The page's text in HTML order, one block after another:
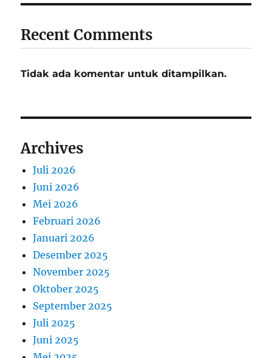
Recent Comments
Tidak ada komentar untuk ditampilkan.
Archives
Juli 2026
Juni 2026
Mei 2026
Februari 2026
Januari 2026
Desember 2025
November 2025
Oktober 2025
September 2025
Juli 2025
Juni 2025